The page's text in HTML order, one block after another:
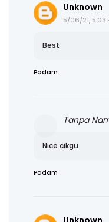
Unknown
5/06/21, 5:03
Best
Padam
Tanpa
Nice cikgu
Padam